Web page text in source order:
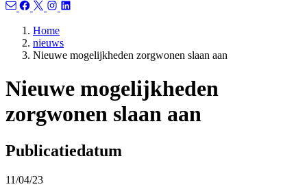
Home
nieuws
Nieuwe mogelijkheden zorgwonen slaan aan
Nieuwe mogelijkheden
zorgwonen slaan aan
Publicatiedatum
11/04/23